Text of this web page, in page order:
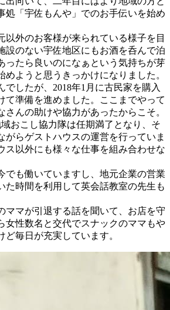
処「宇佐もんや」でのお手伝いを始め
以外のお客様が来られている様子を目
設のない宇佐地区にもお酒を呑んで泊
ったら良いのになぁという気持ちが芽
めようと思うきっかけになりました。
でしたが、2018年1月に古民家を購入
て準備を進めました。ここまでやって
さんの助けや協力があったからこそ。
おこし協力隊は任期満了となり、そ
がらゲストハウスの運営を行っていま
ス以外にも様々な仕事を組み合わせな
でも働いていますし、地元企業の営業
た時間を利用して英会話教室の先生も
ママが引退する話を聞いて、お店を守
女性数名と交代でスナックのママもや
ど毎日が充実しています。